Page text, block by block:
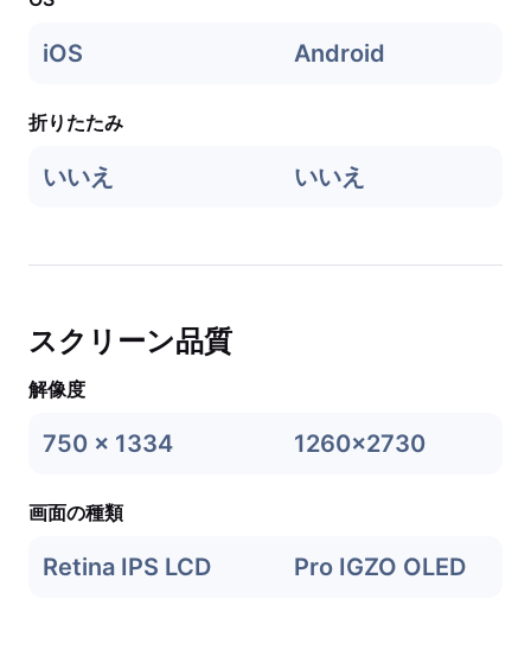
iOS Android
折りたたみ
いいえ いいえ
スクリーン品質
解像度
750 x 1334 1260x2730
画面の種類
Retina IPS LCD Pro IGZO OLED